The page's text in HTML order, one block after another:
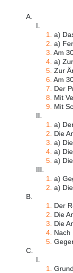
A.
I.
1.
a)
2. a)
3. Am
4. a)
5. Zur
6. Am
7.
Der
8.
Mit
9. Mit
II.
1.
a)
2.
Die
3. a)
4. a)
5. a)
III.
1.
a)
2. a)
B.
1.
Der
2.
Die
3.
Die
4. Nach
5.
C.
I.
1.